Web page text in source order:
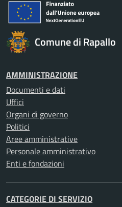
Comune di Rapallo
AMMINISTRAZIONE
Documenti e dati
Uffici
Organi di governo
Politici
Aree amministrative
Personale amministrativo
Enti e fondazioni
CATEGORIE DI SERVIZIO